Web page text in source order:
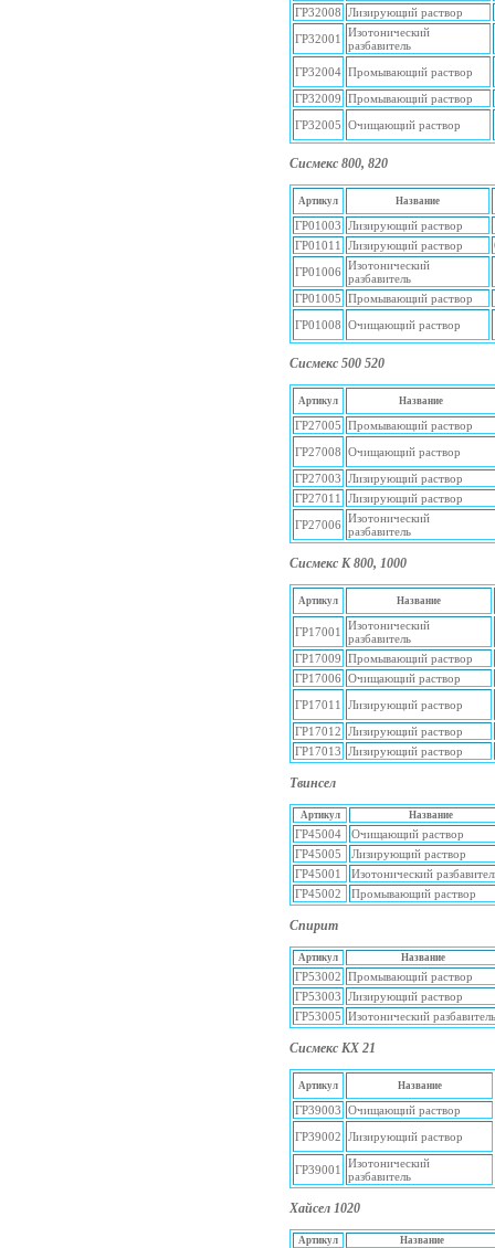
ГР32008 Лизирующий раствор
ГР32001 Изотонический
разбавитель
ГР32004 Промывающий раствор
ГР32009 Промывающий раствор
ГР32005 Очищающий раствор
Сисмекс 800, 820
Артикул Название
ГР01003 Лизирующий раствор
ГР01011 Лизирующий раствор
ГР01006 Изотонический
разбавитель
ГР01005 Промывающий раствор
ГР01008 Очищающий раствор
Сисмекс 500 520
Артикул Название
ГР27005 Промывающий раствор
ГР27008 Очищающий раствор
ГР27003 Лизирующий раствор
ГР27011 Лизирующий раствор
ГР27006 Изотонический
разбавитель
Сисмекс К 800, 1000
Артикул Название
ГР17001 Изотонический
разбавитель
ГР17009 Промывающий раствор
ГР17006 Очищающий раствор
ГР17011 Лизирующий раствор
ГР17012 Лизирующий раствор
ГР17013 Лизирующий раствор
Твинсел
Артикул Название
ГР45004
Очищающий раствор
ГР45005
Лизирующий раствор
ГР45001
Изотонический
ГР45002
Промывающий раствор
Спирит
Артикул Название
ГР53002 Промывающий раствор
ГР53003 Лизирующий раствор
ГР53005 Изотонический разбавитель
Сисмекс КХ 21
Артикул Название
ГР39003 Очищающий раствор
ГР39002 Лизирующий раствор
ГР39001 Изотонический
разбавитель
Хайсел 1020
Артикул Название